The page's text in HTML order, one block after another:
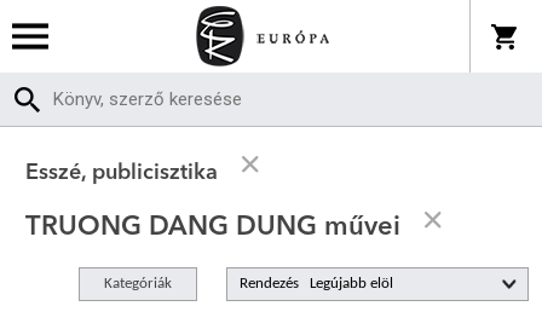
Esszé, publicisztika
TRUONG DANG DUNG művei
Kategóriák Rendezés